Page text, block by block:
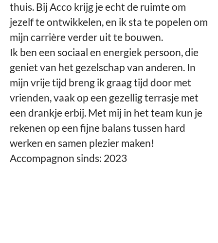
thuis. Bij Acco krijg je echt de ruimte om
jezelf te ontwikkelen, en ik sta te popelen om
mijn carrière verder uit te bouwen.
Ik ben een sociaal en energiek persoon, die
geniet van het gezelschap van anderen. In
mijn vrije tijd breng ik graag tijd door met
vrienden, vaak op een gezellig terrasje met
een drankje erbij. Met mij in het team kun je
rekenen op een fijne balans tussen hard
werken en samen plezier maken!
Accompagnon sinds: 2023